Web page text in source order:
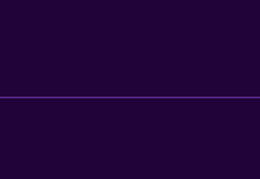
por la web gracias a nuestro
libre y bañera de hidromasaje.